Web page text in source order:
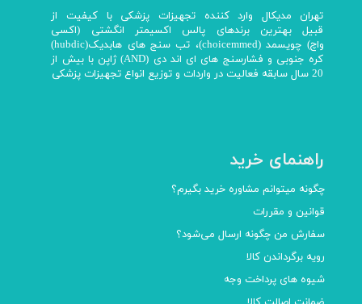
تهران مدیکال وارد کننده تجهیزات پزشکی با کیفیت از
قبیل بهترین برندهای پالس اکسیمتر انگشتی (اکسی
واچ) چویسمد (choicemmed)، تب سنج های هابدیک(hubdic)
کره جنوبی و فشارسنج های ای اند دی (AND) ژاپن با بیش از
20 سال سابقه فعالیت در واردات و توزیع انواع تجهیزات پزشکی
راهنمای خرید
چگونه میتوانم مشاوره خرید بگیرم؟
قوانین و مقررات
سفارش من چگونه ارسال می‌شود؟
رویه برگرداندن کالا
شیوه های پرداخت وجه